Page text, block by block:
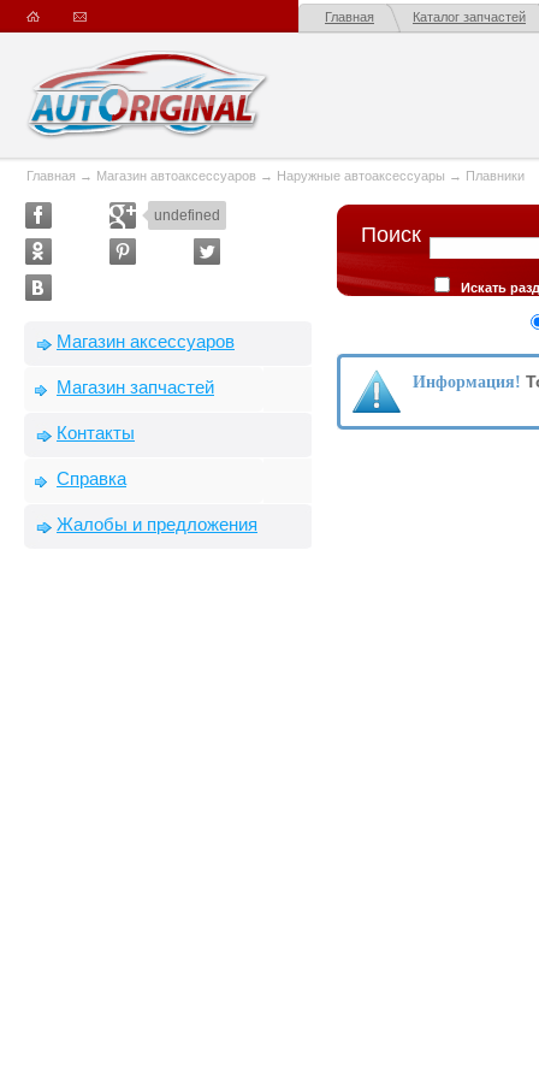
Главная Каталог запчастей
Главная → Магазин автоаксессуаров → Наружные автоаксессуары → Плавники
undefined
Магазин аксессуаров
Магазин запчастей
Контакты
Справка
Жалобы и предложения
Поиск
Искать
Информация!